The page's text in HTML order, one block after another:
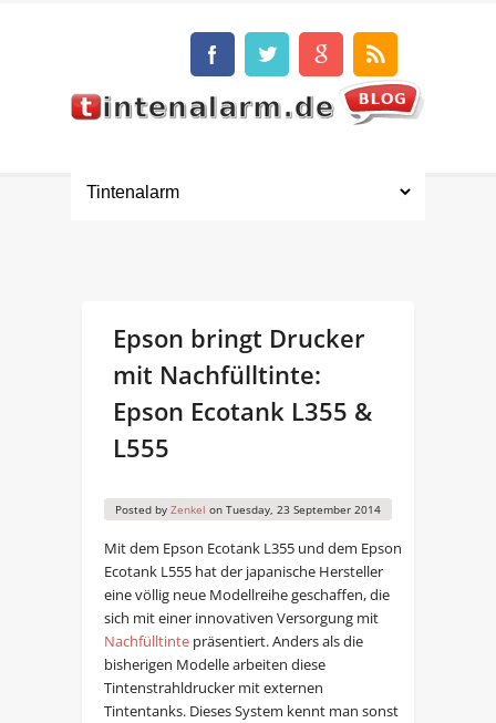
Epson bringt Drucker
mit Nachfülltinte:
Epson Ecotank L355 &
L555
Posted by Zenkel on Tuesday, 23 September 2014
Mit dem Epson Ecotank L355 und dem Epson
Ecotank L555 hat der japanische Hersteller
eine völlig neue Modellreihe geschaffen, die
sich mit einer innovativen Versorgung mit
Nachfülltintepräsentiert. Anders als die
bisherigen Modelle arbeiten diese
Tintenstrahldrucker mit externen
Tintentanks. Dieses System kennt man sonst